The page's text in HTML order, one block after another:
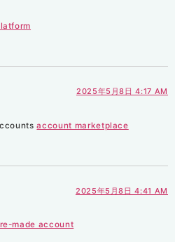
2025年5月8日 4:17 AM
account marketplace
2025年5月8日 4:41 AM
made account